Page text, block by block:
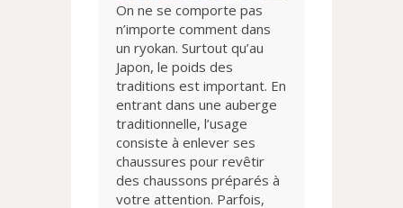
On ne se comporte pas
n’importe comment dans
un ryokan. Surtout qu’au
Japon, le poids des
traditions est important. En
entrant dans une auberge
traditionnelle, l’usage
consiste à enlever ses
chaussures pour revêtir
des chaussons préparés à
votre attention. Parfois,